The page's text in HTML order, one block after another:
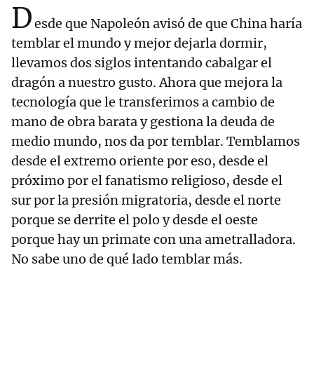
Desde que Napoleón avisó de que China haría
temblar el mundo y mejor dejarla dormir,
llevamos dos siglos intentando cabalgar el
dragón a nuestro gusto. Ahora que mejora la
tecnología que le transferimos a cambio de
mano de obra barata y gestiona la deuda de
medio mundo, nos da por temblar. Temblamos
desde el extremo oriente por eso, desde el
próximo por el fanatismo religioso, desde el
sur por la presión migratoria, desde el norte
porque se derrite el polo y desde el oeste
porque hay un primate con una ametralladora.
No sabe uno de qué lado temblar más.